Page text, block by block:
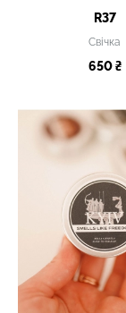
R37
Свічка
650 ₴